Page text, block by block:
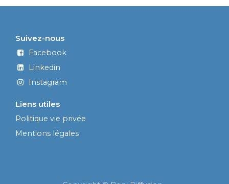
Liens utiles
Politique vie privée
Mentions légales
Suivez-nous
Facebook
Linkedin
Instagram